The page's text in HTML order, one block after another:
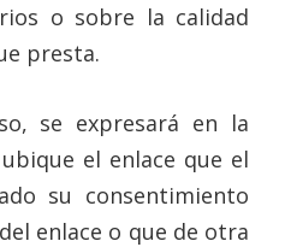
o sobre la calidad
presta.
se expresará en la
el enlace que el
su consentimiento
enlace o que de otra